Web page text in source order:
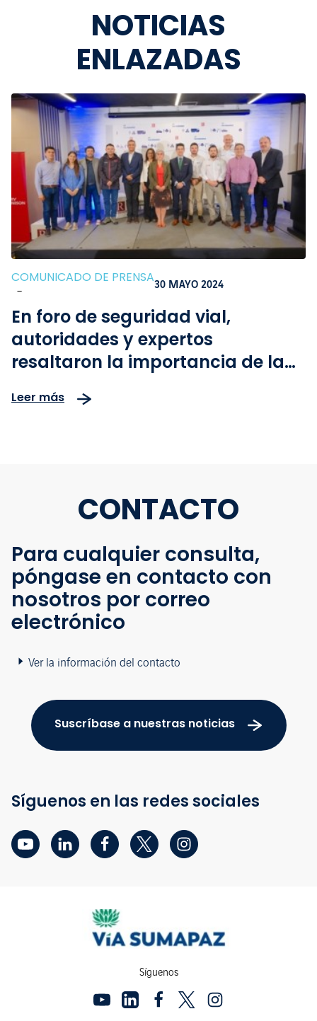
NOTICIAS
ENLAZADAS
COMUNICADO DE PRENSA
-
30 MAYO 2024
En foro de seguridad vial,
autoridades y expertos
resaltaron la importancia de la
para disminuir la siniestralidad
Leer más
CONTACTO
Para cualquier consulta,
póngase en contacto con
nosotros por correo
electrónico
Ver la información del contacto
Suscríbase a nuestras noticias
Síguenos en las redes sociales
Síguenos